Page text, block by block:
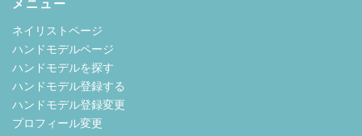
メニュー
ネイリストページ
ハンドモデルページ
ハンドモデルを探す
ハンドモデル登録する
ハンドモデル登録変更
プロフィール変更